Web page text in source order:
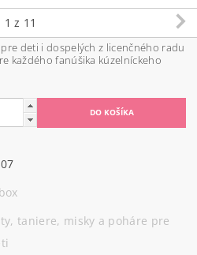
1 z 11
deti i dospelých z licenčného radu
každého fanúšika kúzelníckeho
taniere, misky a poháre pre